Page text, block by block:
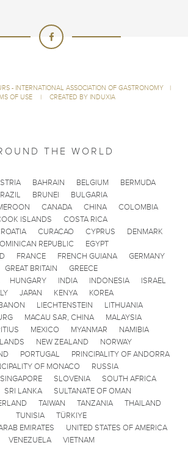
- INTERNATIONAL ASSOCIATION OF GASTRONOMY
|
OF USE
| CREATED BY INDUXIA
THE WORLD
BAHRAIN BELGIUM
BERMUDA
BRUNEI
BULGARIA
CANADA CHINA
COLOMBIA
ISLANDS
COSTA RICA
CURACAO CYPRUS
DENMARK
REPUBLIC
EGYPT
FRANCE FRENCH GUIANA
GERMANY
GREAT BRITAIN
GREECE
HUNGARY INDIA INDONESIA
ISRAEL
JAPAN KENYA
KOREA
LIECHTENSTEIN
LITHUANIA
MACAU SAR, CHINA
MALAYSIA
MEXICO MYANMAR
NAMIBIA
NEW ZEALAND
NORWAY
PORTUGAL
PRINCIPALITY OF ANDORRA
OF MONACO
RUSSIA
SINGAPORE SLOVENIA
SOUTH AFRICA
SRI LANKA
SULTANATE OF OMAN
TAIWAN TANZANIA
THAILAND
TUNISIA
TÜRKIYE
EMIRATES
UNITED STATES OF AMERICA
VENEZUELA
VIETNAM